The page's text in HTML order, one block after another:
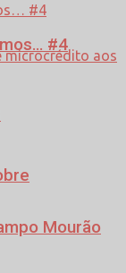
Mourão
#4